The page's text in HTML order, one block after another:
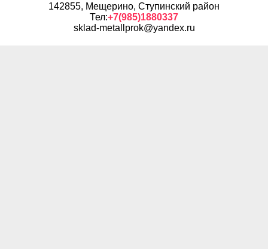
142855, Мещерино, Ступинский район
Тел:+7(985)1880337
sklad-metallprok@yandex.ru